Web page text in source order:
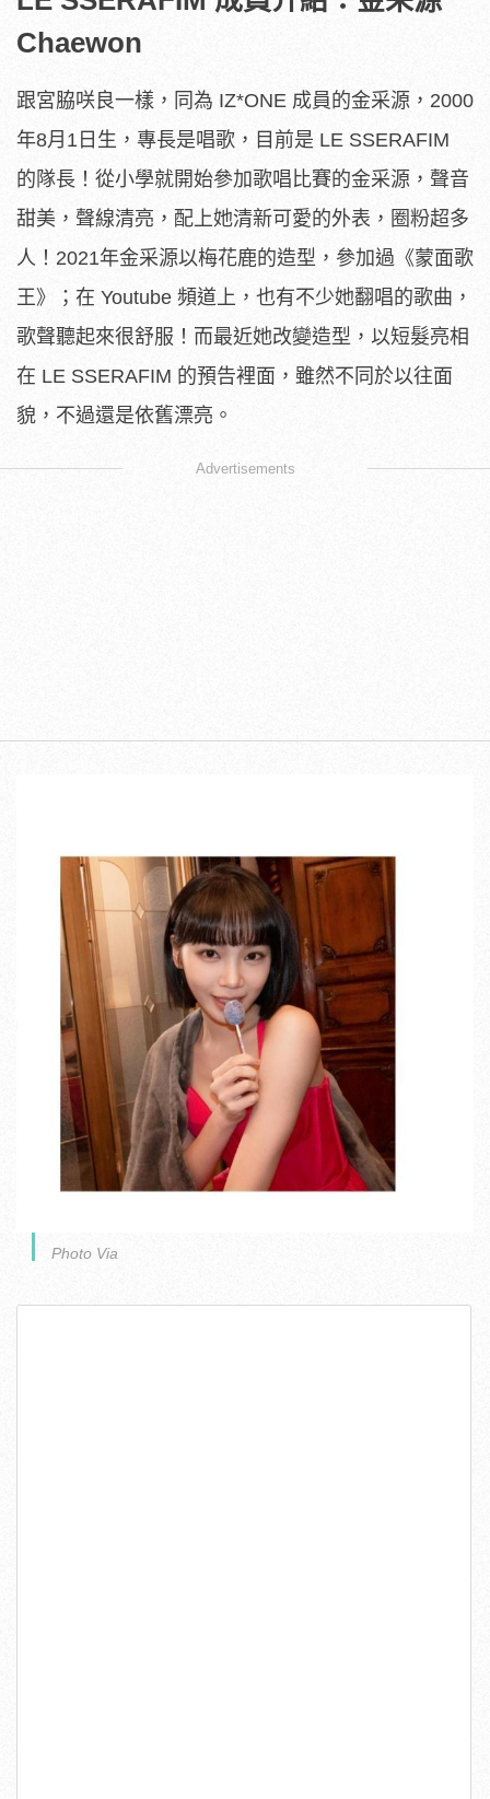
Chaewon
跟宮脇咲良一樣，同為 IZ*ONE 成員的金采源，2000
年8月1日生，專長是唱歌，目前是 LE SSERAFIM
的隊長！從小學就開始參加歌唱比賽的金采源，聲音
甜美，聲線清亮，配上她清新可愛的外表，圈粉超多
人！2021年金采源以梅花鹿的造型，參加過《蒙面歌
王》；在 Youtube 頻道上，也有不少她翻唱的歌曲，
歌聲聽起來很舒服！而最近她改變造型，以短髮亮相
在 LE SSERAFIM 的預告裡面，雖然不同於以往面
貌，不過還是依舊漂亮。
Advertisements
Photo Via